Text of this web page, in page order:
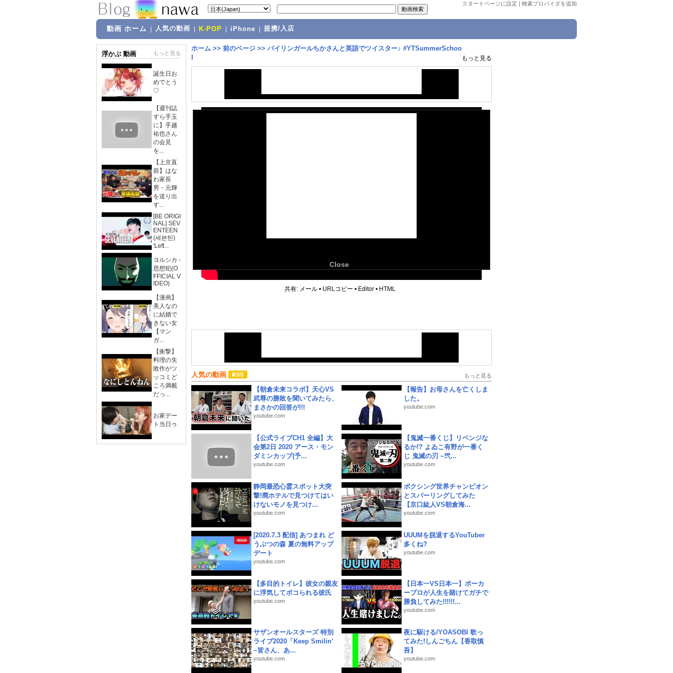
スタートページに設定 | 検索プロバイダを追加
動画 ホーム 人気の動画 K-POP iPhone 提携/入店
浮かぶ 動画 もっと見る
誕生日お
めでとう
♡
【週刊誌
すら手玉
に】手越
祐也さん
の会見
を...
【上京直
前】はな
わ家長
男・元輝
を送り出
す...
[BE ORIGI
NAL] SEV
ENTEEN
(세븐틴)
'Left...
ヨルシカ -
思想犯(O
FFICIAL V
IDEO)
【漫画】
美人なの
に結婚で
きない女
【マン
ガ...
【衝撃】
料理の失
敗作がツ
ッコミど
ころ満載
だっ...
お家デー
ト当日ゥ
ホーム >> 前のページ >> バイリンガールちかさんと英語でツイスター♪ #YTSummerSchoo
もっと見る
Close
共有: メール • URLコピー • Editor • HTML
人気の動画 もっと見る
【朝倉未来コラボ】天心VS
武尊の勝敗を聞いてみたら、
まさかの回答が!!!
youtube.com
【報告】お母さんを亡くしま
した。
youtube.com
【公式ライブCH1 全編】大
会第2日 2020 アース・モン
ダミンカップ(予...
youtube.com
【鬼滅一番くじ】リベンジな
るか!? よゐこ有野が一番く
じ 鬼滅の刃 ~弐...
youtube.com
静岡最恐心霊スポット大突
撃!廃ホテルで見つけてはい
けないモノを見つけ...
youtube.com
ボクシング世界チャンピオン
とスパーリングしてみた
【京口紘人VS朝倉海...
youtube.com
[2020.7.3 配信] あつまれ ど
うぶつの森 夏の無料アップ
デート
youtube.com
UUUMを脱退するYouTuber
多くね?
youtube.com
【多目的トイレ】彼女の親友
に浮気してボコられる彼氏
youtube.com
【日本一VS日本一】ポーカ
ープロが人生を賭けてガチで
勝負してみた!!!!!!...
youtube.com
サザンオールスターズ 特別
ライブ2020「Keep Smilin’
~皆さん、あ...
youtube.com
夜に駆ける/YOASOBI 歌っ
てみた!しんごちん【香取慎
吾】
youtube.com